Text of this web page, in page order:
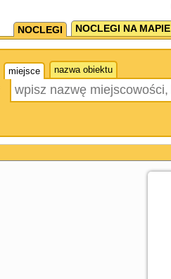
NOCLEGI NOCLEGI NA MAPIE
miejsce nazwa obiektu